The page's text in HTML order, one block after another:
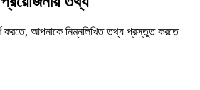
আপনাকে নিম্নলিখিত তথ্য প্রস্তুত করতে